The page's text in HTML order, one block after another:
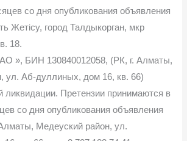
со дня опубликования объявления
Жетісу, город Талдыкорган, мкр
18.
», БИН 130840012058, (РК, г. Алматы,
ул. Аб-дуллиных, дом 16, кв. 66)
ликвидации. Претензии принимаются в
со дня опубликования объявления
Медеуский район, ул.